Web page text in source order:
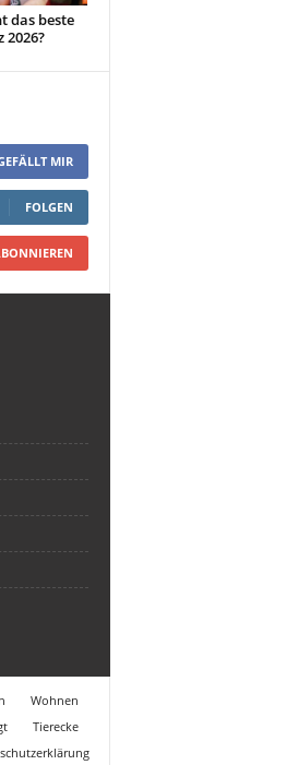
das beste
2026?
MIR
FOLGEN
Wohnen
Tierecke